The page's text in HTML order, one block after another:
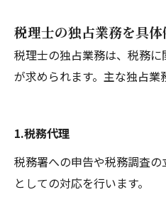
税理士の独占業務を具
税理士の独占業務は、税務
が求められます。主な独占業
1.税務代理
税務署への申告や税務調査
としての対応を行います。